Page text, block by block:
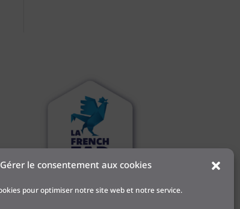
Gérer le consentement aux cookies
pour optimiser notre site web et notre service.